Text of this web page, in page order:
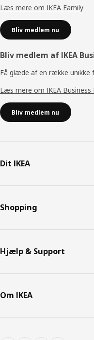
Læs mere om IKEA Family
Bliv medlem nu
Bliv medlem af IKEA
Få glæde af en række unikke
Læs mere om IKEA
Bliv medlem nu
Dit IKEA
Shopping
Hjælp & Support
Om IKEA